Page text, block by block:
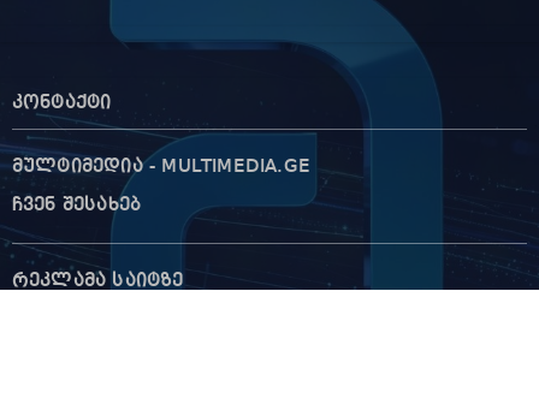
კონტაქტი
მულტიმედია - MULTIMEDIA.GE
ჩვენ შესახებ
რეკლამა საიტზე